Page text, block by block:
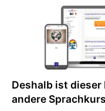
Deshalb ist
andere